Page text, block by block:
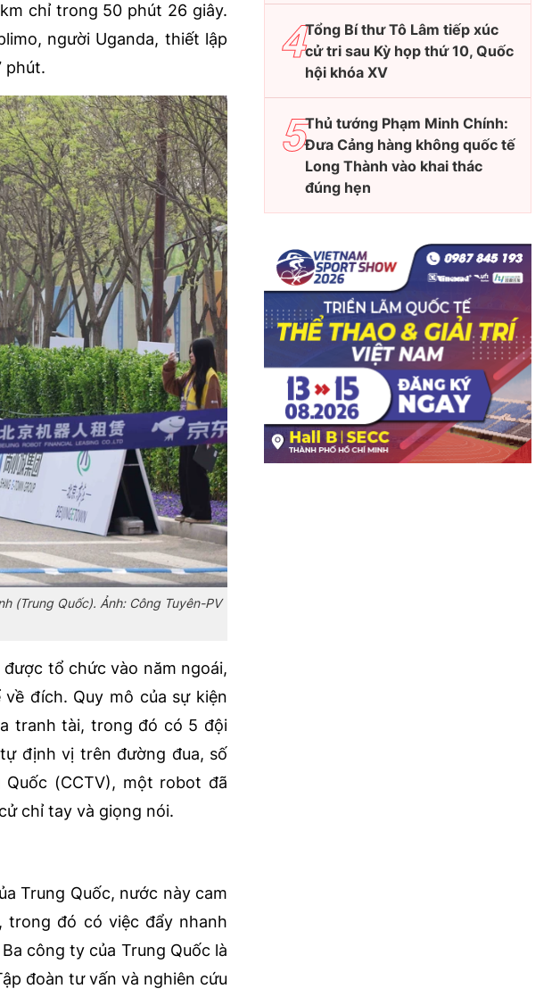
chỉ trong 50 phút 26 giây.
người Uganda, thiết lập
phút.
(Trung Quốc). Ảnh: Công Tuyên-PV
tổ chức vào năm ngoái,
đích. Quy mô của sự kiện
tranh tài, trong đó có 5 đội
định vị trên đường đua, số
(CCTV), một robot đã
chỉ tay và giọng nói.
Trung Quốc, nước này cam
trong đó có việc đẩy nhanh
công ty của Trung Quốc là
đoàn tư vấn và nghiên cứu
Tổng Bí thư Tô Lâm tiếp xúc
cử tri sau Kỳ họp thứ 10, Quốc
hội khóa XV
Thủ tướng Phạm Minh Chính:
Đưa Cảng hàng không quốc tế
Long Thành vào khai thác
đúng hẹn